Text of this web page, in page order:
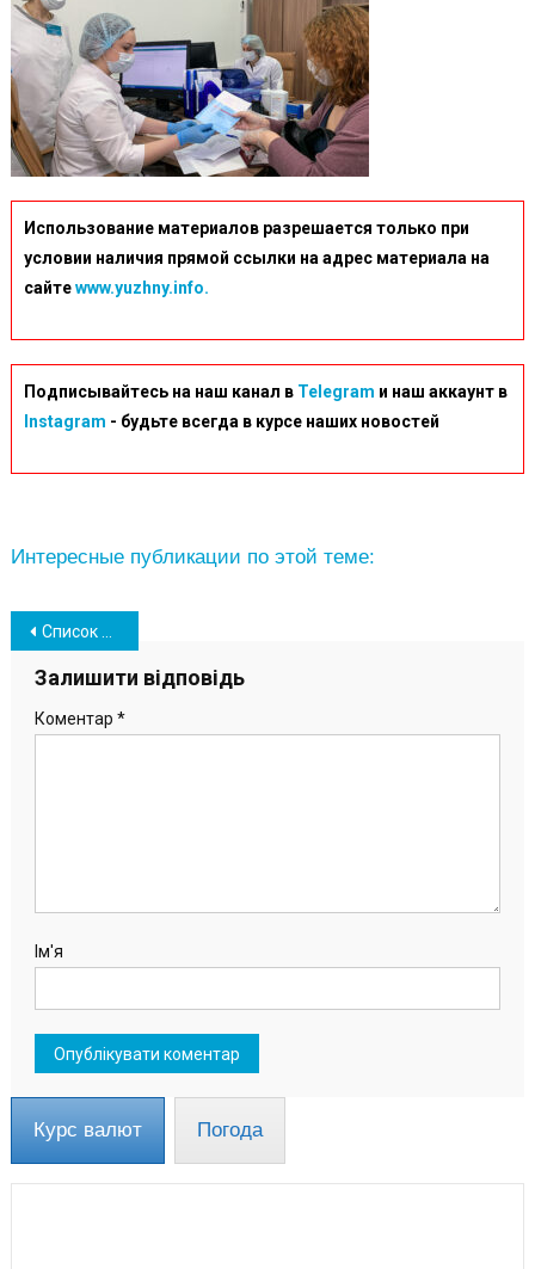
Использование материалов разрешается только при
условии наличия прямой ссылки на адрес материала на
сайтеwww.yuzhny.info.
Подписывайтесь на наш канал в Telegram и наш аккаунт в
Instagram - будьте всегда в курсе наших новостей
Интересные публикации по этой теме:
Навігація
записів
Список профессий с обязательной вакцинацией снова расширили: кого добавили
Залишити відповідь
Коментар *
Ім'я
Курс валют Погода